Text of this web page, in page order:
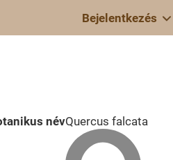
Bejelentkezés
névQuercus falcata